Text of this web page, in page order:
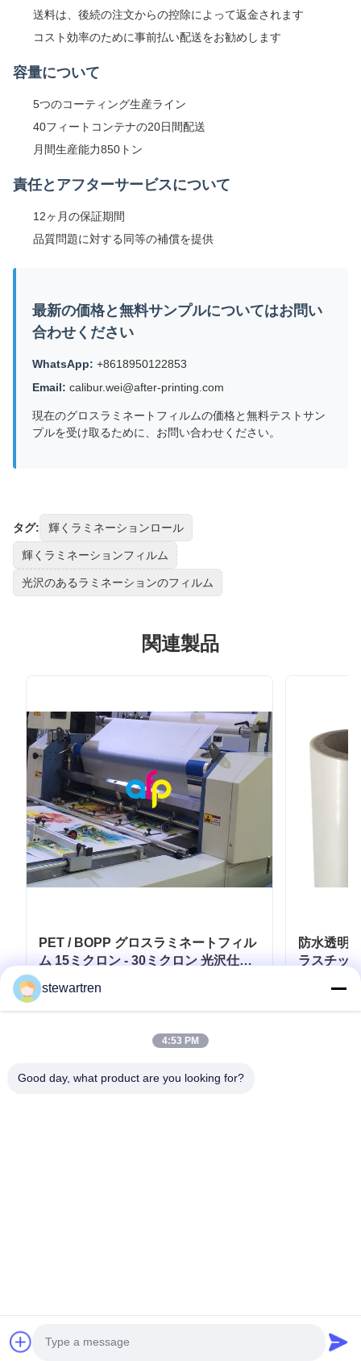
送料は、後続の注文からの控除によって返金されます
コスト効率のために事前払い配送をお勧めします
容量について
5つのコーティング生産ライン
40フィートコンテナの20日間配送
月間生産能力850トン
責任とアフターサービスについて
12ヶ月の保証期間
品質問題に対する同等の補償を提供
最新の価格と無料サンプルについてはお問い
合わせください
WhatsApp: +8618950122853
Email: calibur.wei@after-printing.com
現在のグロスラミネートフィルムの価格と無料テストサン
プルを受け取るために、お問い合わせください。
タグ: 輝くラミネーションロール
輝くラミネーションフィルム
光沢のあるラミネーションのフィルム
関連製品
PET / BOPP グロスラミネートフィル
ム 15ミクロン - 30ミクロン 光沢仕上
げ
防水透明
ラスチッ
stewartren
4:53 PM
Good day, what product are you looking for?